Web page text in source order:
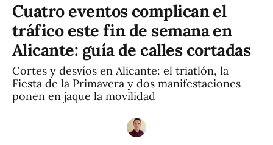
Cuatro eventos complican el
tráfico este fin de semana en
Alicante: guía de calles cortadas
Cortes y desvíos en Alicante: el triatlón, la
Fiesta de la Primavera y dos manifestaciones
ponen en jaque la movilidad